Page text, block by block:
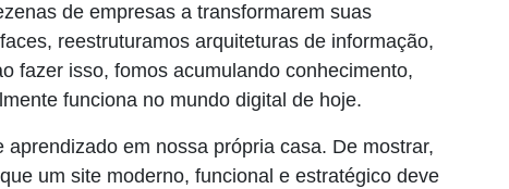
de empresas a transformarem suas
reestruturamos arquiteturas de informação,
fazer isso, fomos acumulando conhecimento,
funciona no mundo digital de hoje.
em nossa própria casa. De mostrar,
um site moderno, funcional e estratégico deve